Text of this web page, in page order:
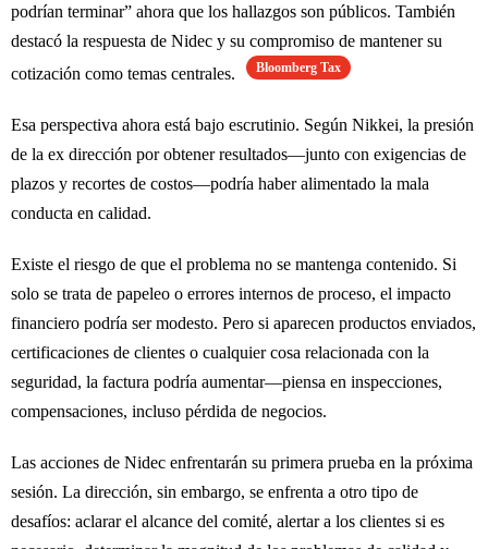
podrían terminar” ahora que los hallazgos son públicos. También
destacó la respuesta de Nidec y su compromiso de mantener su
cotización como temas centrales.
Bloomberg Tax
Esa perspectiva ahora está bajo escrutinio. Según Nikkei, la presión
de la ex dirección por obtener resultados—junto con exigencias de
plazos y recortes de costos—podría haber alimentado la mala
conducta en calidad.
Existe el riesgo de que el problema no se mantenga contenido. Si
solo se trata de papeleo o errores internos de proceso, el impacto
financiero podría ser modesto. Pero si aparecen productos enviados,
certificaciones de clientes o cualquier cosa relacionada con la
seguridad, la factura podría aumentar—piensa en inspecciones,
compensaciones, incluso pérdida de negocios.
Las acciones de Nidec enfrentarán su primera prueba en la próxima
sesión. La dirección, sin embargo, se enfrenta a otro tipo de
desafíos: aclarar el alcance del comité, alertar a los clientes si es